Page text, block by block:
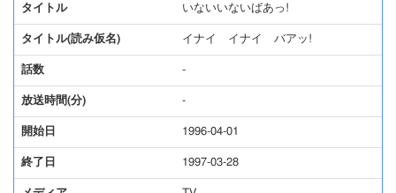
タイトル いないいないばあっ!
タイトル(読み仮名) イナイ イナイ バアッ!
話数 -
放送時間(分) -
開始日 1996-04-01
終了日 1997-03-28